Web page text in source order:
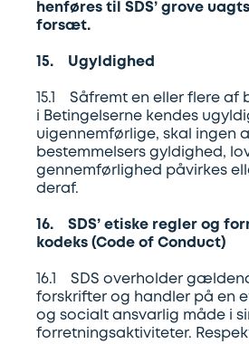
henføres til SDS’ grove
forsæt.
15. Ugyldighed
15.1 Såfremt en eller flere af
i Betingelserne kendes
uigennemførlige, skal ingen
bestemmelsers gyldighed,
gennemførlighed påvirkes
deraf.
16. SDS’ etiske regler og
kodeks (Code of Conduct)
16.1 SDS overholder
forskrifter og handler på en
og socialt ansvarlig måde i
forretningsaktiviteter.